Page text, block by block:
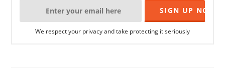
We respect your privacy and take protecting it seriously